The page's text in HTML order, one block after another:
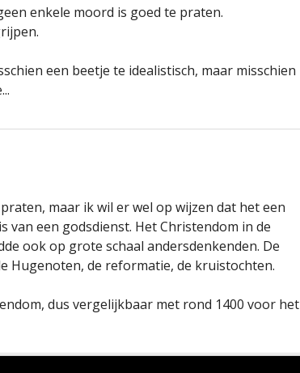
enkele moord is goed te praten.
een beetje te idealistisch, maar misschien
maar ik wil er wel op wijzen dat het een
van een godsdienst. Het Christendom in de
ook op grote schaal andersdenkenden. De
Hugenoten, de reformatie, de kruistochten.
dus vergelijkbaar met rond 1400 voor het